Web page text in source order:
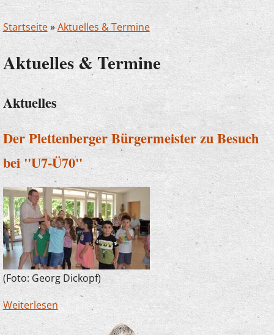
Startseite»Aktuelles & Termine
Aktuelles & Termine
Aktuelles
Der Plettenberger Bürgermeister zu Besuch
bei "U7-Ü70"
(Foto: Georg Dickopf)
Weiterlesenüber Der Plettenberger Bürgermeister zu
Besuch bei "U7-Ü70"